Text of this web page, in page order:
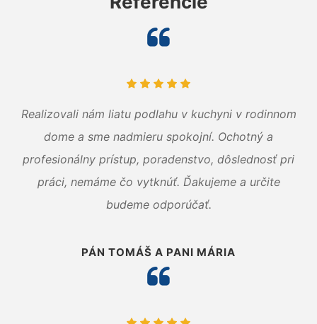
Realizovali nám liatu podlahu v kuchyni v rodinnom
dome a sme nadmieru spokojní. Ochotný a
profesionálny prístup, poradenstvo, dôslednosť pri
práci, nemáme čo vytknúť. Ďakujeme a určite
budeme odporúčať.
PÁN TOMÁŠ A PANI MÁRIA